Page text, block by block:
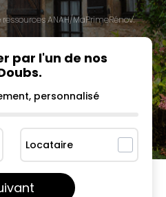
ANAH/MaPrimeRénov'.
par l'un de nos
.
personnalisé
Locataire